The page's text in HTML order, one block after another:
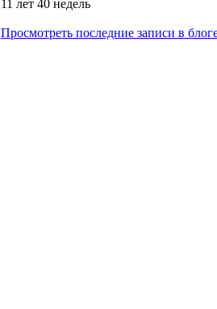
11 лет 40 недель
Просмотреть последние записи в